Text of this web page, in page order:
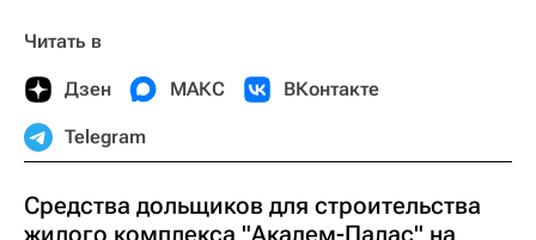
Читать в
Дзен МАКС ВКонтакте
Telegram
Средства дольщиков для строительства
жилого комплекса "Академ-Палас" на